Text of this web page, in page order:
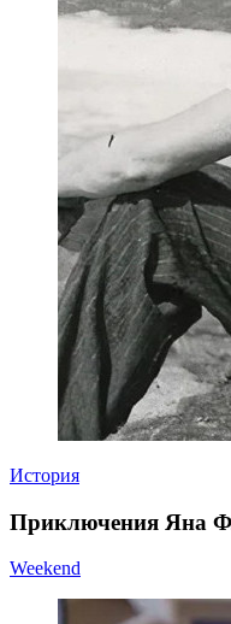
История
Приключения Яна
Weekend